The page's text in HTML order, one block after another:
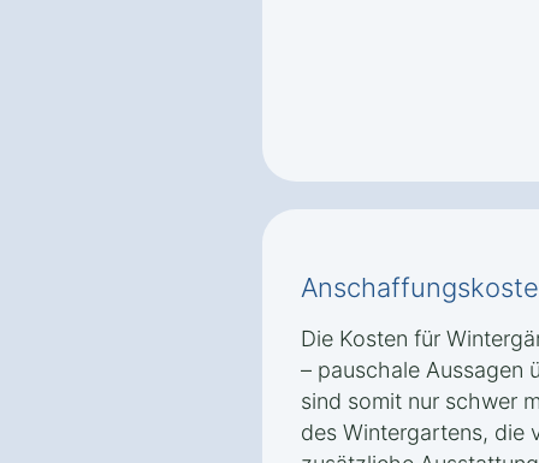
Die Kosten für
– pauschale Aussagen
sind somit nur schwer
des Wintergartens, die